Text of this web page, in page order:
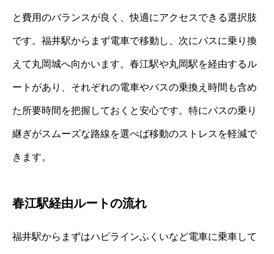
と費用のバランスが良く、快適にアクセスできる選択肢
です。福井駅からまず電車で移動し、次にバスに乗り換
えて丸岡城へ向かいます。春江駅や丸岡駅を経由するル
ートがあり、それぞれの電車やバスの乗換え時間も含め
た所要時間を把握しておくと安心です。特にバスの乗り
継ぎがスムーズな路線を選べば移動のストレスを軽減で
きます。
春江駅経由ルートの流れ
福井駅からまずはハピラインふくいなど電車に乗車して